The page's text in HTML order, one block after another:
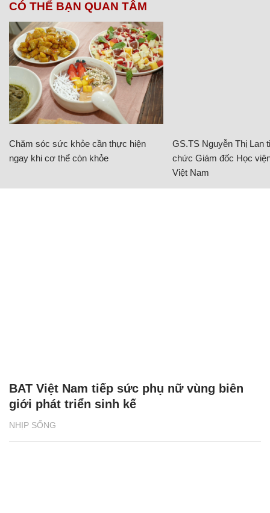
CÓ THỂ BẠN QUAN TÂM
Chăm sóc sức khỏe cần thực hiện
ngay khi cơ thể còn khỏe
GS.TS Nguyễn Thị Lan
chức Giám đốc Học
Việt Nam
NHỊP SỐNG
BAT Việt Nam tiếp sức phụ nữ vùng biên
giới phát triển sinh kế